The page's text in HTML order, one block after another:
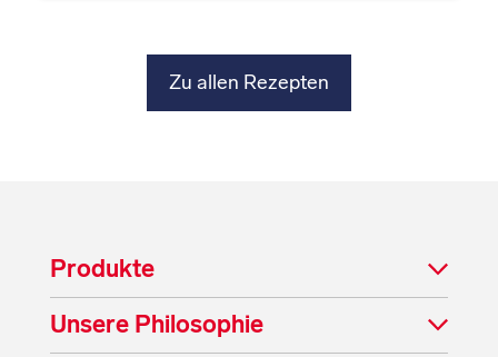
Zu allen Rezepten
Produkte
Unsere Philosophie